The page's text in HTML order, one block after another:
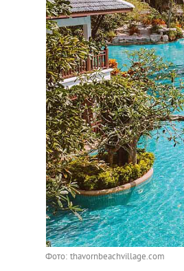
Фото: thavornbeachvillage.com